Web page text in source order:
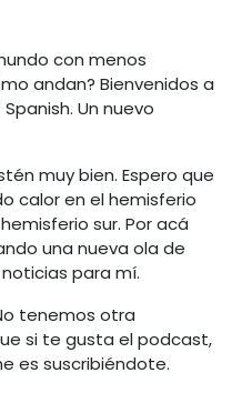
con menos
andan? Bienvenidos a
Un nuevo
muy bien. Espero que
calor en el hemisferio
sur. Por acá
una nueva ola de
para mí.
tenemos otra
si te gusta el podcast,
es suscribiéndote.